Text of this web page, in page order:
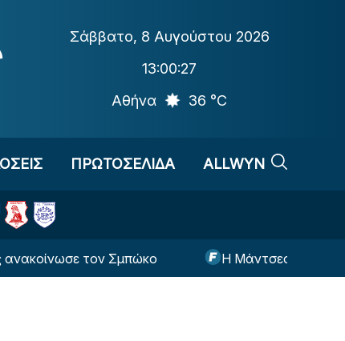
Σάββατο, 8 Αυγούστου 2026
13:00:28
Αθήνα
36 °C
ΠΡΩΤΟΣΕΛΙΔΑ ALLWYN
τον Σμπώκο Η Μάντσεστερ Σίτι απέκτησε